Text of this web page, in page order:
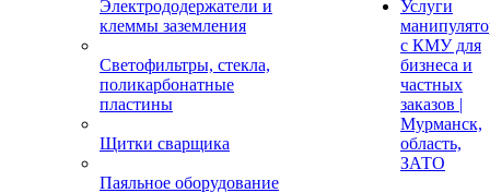
Электрододержатели и
клеммы заземления
Светофильтры, стекла,
поликарбонатные
пластины
Щитки сварщика
Паяльное оборудование
Услуги
с КМУ для
бизнеса и
частных
заказов |
Мурманск,
область,
ЗАТО